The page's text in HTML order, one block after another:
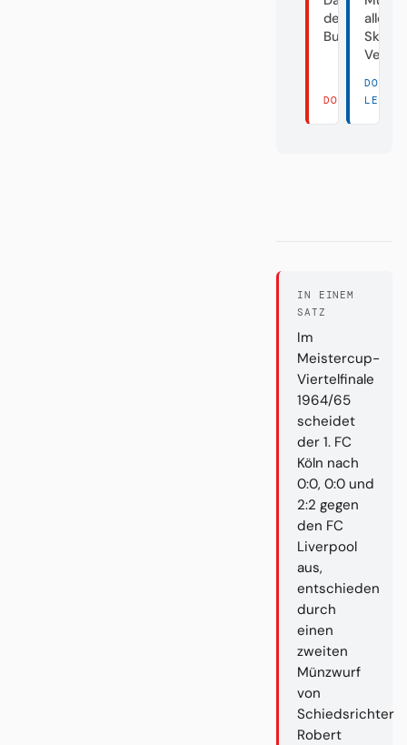
der
Bundesliga
DORT LESEN
aller
DORT
LESEN
IN EINEM
SATZ
Im
Meistercup-
Viertelfinale
1964/65
scheidet
der 1. FC
Köln nach
0:0, 0:0 und
2:2 gegen
den FC
Liverpool
aus,
entschieden
durch
einen
zweiten
Münzwurf
von
Schiedsrichter
Robert